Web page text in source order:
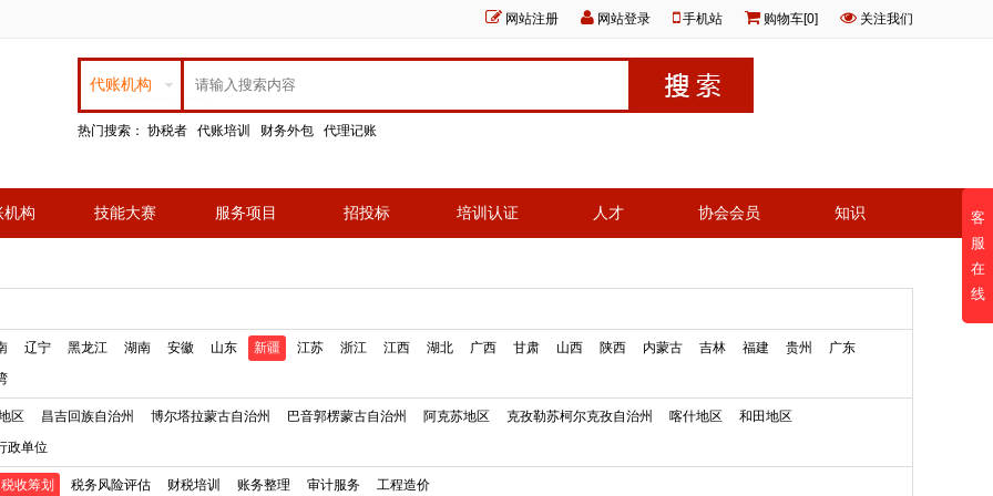
网站注册 网站登录 手机站 购物车[0] 关注我们
代账机构
热门搜索： 协税者 代账培训 财务外包 代理记账
机构 技能大赛 服务项目 招投标 培训认证 人才 协会会员 知识
辽宁 黑龙江 湖南 安徽 山东 新疆 江苏 浙江 江西 湖北 广西 甘肃 山西 陕西 内蒙古 吉林 福建 贵州
广东
区 昌吉回族自治州 博尔塔拉蒙古自治州 巴音郭楞蒙古自治州 阿克苏地区 克孜勒苏柯尔克孜自治州 喀什地区
和田地区
政单位
税收筹划 税务风险评估 财税培训 账务整理 审计服务 工程造价
客
服
在
线